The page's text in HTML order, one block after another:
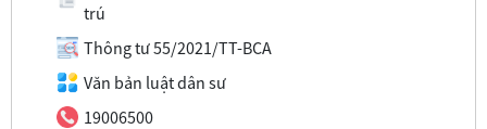
trú
Thông tư 55/2021/TT-BCA
Văn bản luật dân sư
19006500